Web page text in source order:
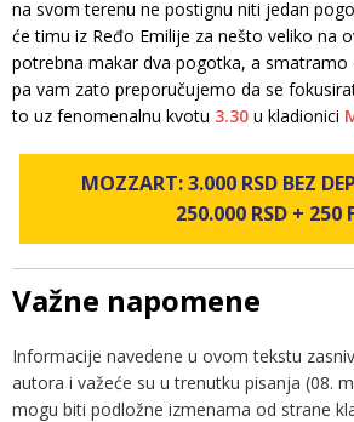
na svom terenu ne postignu niti jedan
će timu iz Ređo Emilije za nešto veliko na
potrebna makar dva pogotka, a smatramo
pa vam zato preporučujemo da se
to uz fenomenalnu kvotu 3.30 u kladionici
MOZZART: 3.000 RSD BEZ
250.000 RSD + 250
Važne napomene
Informacije navedene u ovom tekstu
autora i važeće su u trenutku pisanja (08.
mogu biti podložne izmenama od strane